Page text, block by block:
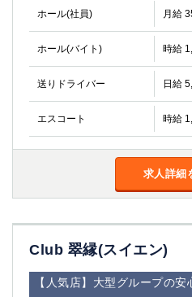
ホール(社員) 月給
ホール(バイト) 時給
送りドライバー 日給
エスコート 時給
求人詳細
Club 翠縁(スイエン)
【人気店】大型グループの